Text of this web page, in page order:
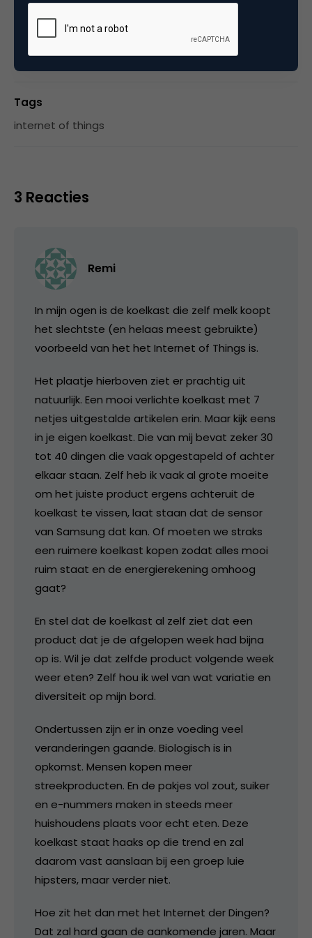
Categorie
Commerce Innovatie
Tags
internet of things
3 Reacties
Remi
In mijn ogen is de koelkast die zelf melk koopt
het slechtste (en helaas meest gebruikte)
voorbeeld van het het Internet of Things is.
Het plaatje hierboven ziet er prachtig uit
natuurlijk. Een mooi verlichte koelkast met 7
netjes uitgestalde artikelen erin. Maar kijk eens
in je eigen koelkast. Die van mij bevat zeker 30
tot 40 dingen die vaak opgestapeld of achter
elkaar staan. Zelf heb ik vaak al grote moeite
om het juiste product ergens achteruit de
koelkast te vissen, laat staan dat de sensor
van Samsung dat kan. Of moeten we straks
een ruimere koelkast kopen zodat alles mooi
ruim staat en de energierekening omhoog
gaat?
En stel dat de koelkast al zelf ziet dat een
product dat je de afgelopen week had bijna
op is. Wil je dat zelfde product volgende week
weer eten? Zelf hou ik wel van wat variatie en
diversiteit op mijn bord.
Ondertussen zijn er in onze voeding veel
veranderingen gaande. Biologisch is in
opkomst. Mensen kopen meer
streekproducten. En de pakjes vol zout, suiker
en e-nummers maken in steeds meer
huishoudens plaats voor echt eten. Deze
koelkast staat haaks op die trend en zal
daarom vast aanslaan bij een groep luie
hipsters, maar verder niet.
Hoe zit het dan met het Internet der Dingen?
Dat zal hard gaan de aankomende jaren. Maar